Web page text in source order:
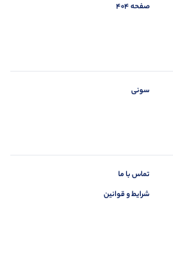
صفحه 404
سونی
تماس با ما
شرایط و قوانین